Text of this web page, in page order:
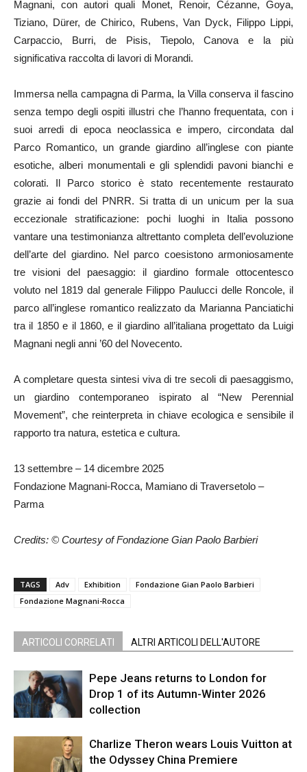
Magnani, con autori quali Monet, Renoir, Cézanne, Goya,
Tiziano, Dürer, de Chirico, Rubens, Van Dyck, Filippo Lippi,
Carpaccio, Burri, de Pisis, Tiepolo, Canova e la più
significativa raccolta di lavori di Morandi.
Immersa nella campagna di Parma, la Villa conserva il fascino
senza tempo degli ospiti illustri che l’hanno frequentata, con i
suoi arredi di epoca neoclassica e impero, circondata dal
Parco Romantico, un grande giardino all’inglese con piante
esotiche, alberi monumentali e gli splendidi pavoni bianchi e
colorati. Il Parco storico è stato recentemente restaurato
grazie ai fondi del PNRR. Si tratta di un unicum per la sua
eccezionale stratificazione: pochi luoghi in Italia possono
vantare una testimonianza altrettanto completa dell’evoluzione
dell’arte del giardino. Nel parco coesistono armoniosamente
tre visioni del paesaggio: il giardino formale ottocentesco
voluto nel 1819 dal generale Filippo Paulucci delle Roncole, il
parco all’inglese romantico realizzato da Marianna Panciatichi
tra il 1850 e il 1860, e il giardino all’italiana progettato da Luigi
Magnani negli anni ’60 del Novecento.
A completare questa sintesi viva di tre secoli di paesaggismo,
un giardino contemporaneo ispirato al “New Perennial
Movement”, che reinterpreta in chiave ecologica e sensibile il
rapporto tra natura, estetica e cultura.
13 settembre – 14 dicembre 2025
Fondazione Magnani-Rocca, Mamiano di Traversetolo –
Parma
Credits: © Courtesy of Fondazione Gian Paolo Barbieri
TAGS Adv Exhibition
Fondazione Gian Paolo Barbieri
Fondazione Magnani-Rocca
ARTICOLI CORRELATI ALTRI ARTICOLI DELL'AUTORE
Pepe Jeans returns to London for
Drop 1 of its Autumn-Winter 2026
collection
Charlize Theron wears Louis Vuitton at
the Odyssey China Premiere